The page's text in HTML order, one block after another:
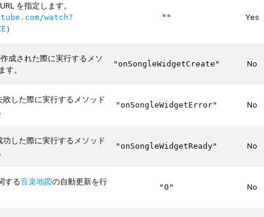
を指定します。
watch?
）
"" Yes
成された際に実行するメソ
す。
"onSongleWidgetCreate" No
敗した際に実行するメソッド
"onSongleWidgetError" No
功した際に実行するメソッド
"onSongleWidgetReady" No
する音楽地図の自動更新を行
"0" No